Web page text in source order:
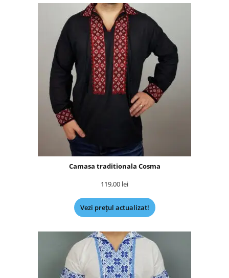
Camasa traditionala Cosma
119,00 lei
Vezi prețul actualizat!